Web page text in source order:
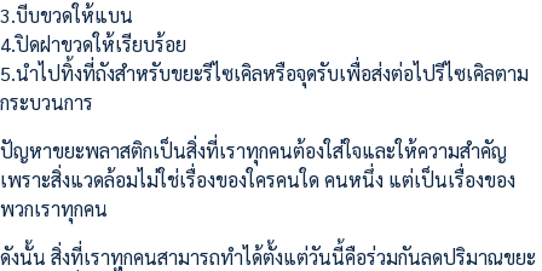
3.บีบขวดให้แบน
4.ปิดฝาขวดให้เรียบร้อย
5.นำไปทิ้งที่ถังสำหรับขยะรีไซเคิลหรือจุดรับเพื่อส่งต่อไปรีไซเคิลตาม
กระบวนการ
ปัญหาขยะพลาสติกเป็นสิ่งที่เราทุกคนต้องใส่ใจและให้ความสำคัญ
เพราะสิ่งแวดล้อมไม่ใช่เรื่องของใครคนใด คนหนึ่ง แต่เป็นเรื่องของ
พวกเราทุกคน
ดังนั้น สิ่งที่เราทุกคนสามารถทำได้ตั้งแต่วันนี้คือร่วมกันลดปริมาณขยะ